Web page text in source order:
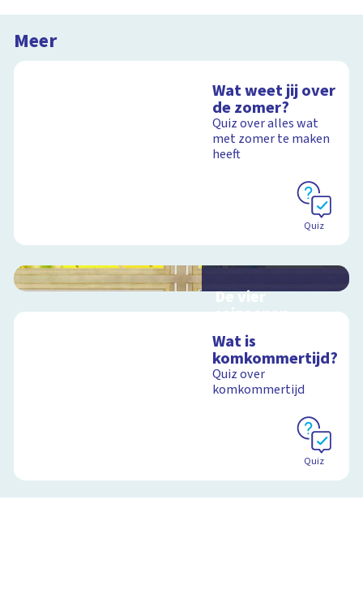
Meer
Wat weet jij over
de zomer?
Quiz over alles wat
met zomer te maken
heeft
Quiz
De vier
seizoenen
schoolplaat over de
seizoenen
Schoolplaat
Wat is
komkommertijd?
Quiz over
komkommertijd
Quiz